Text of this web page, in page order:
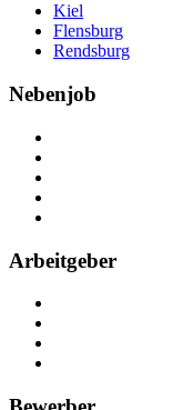
Kiel
Flensburg
Rendsburg
Nebenjob
Arbeitgeber